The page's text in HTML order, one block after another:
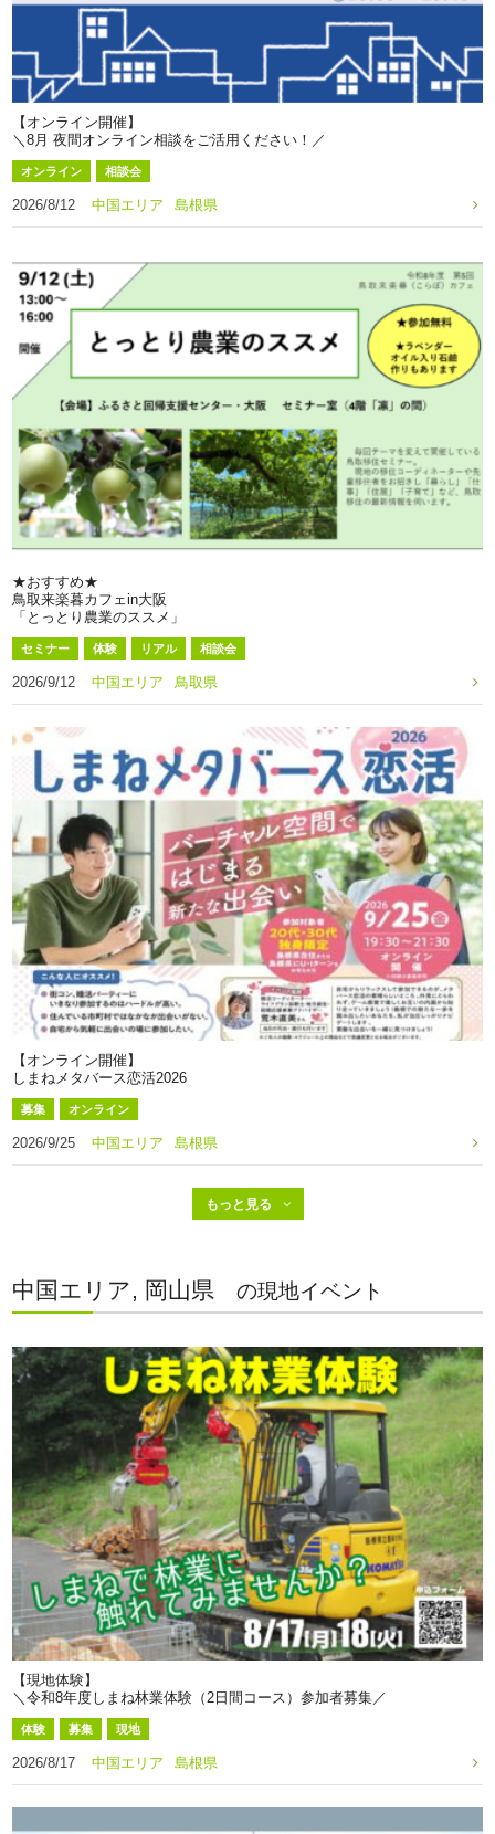
【オンライン開催】
＼8月 夜間オンライン相談をご活用ください！／
オンライン 相談会
2026/8/12 中国エリア 島根県
★おすすめ★
鳥取来楽暮カフェin大阪
「とっとり農業のススメ」
セミナー 体験 リアル 相談会
2026/9/12 中国エリア 鳥取県
【オンライン開催】
しまねメタバース恋活2026
募集 オンライン
2026/9/25 中国エリア 島根県
中国エリア, 岡山県 の現地イベント
【現地体験】
＼令和8年度しまね林業体験（2日間コース）参加者募集／
体験 募集 現地
2026/8/17 中国エリア 島根県